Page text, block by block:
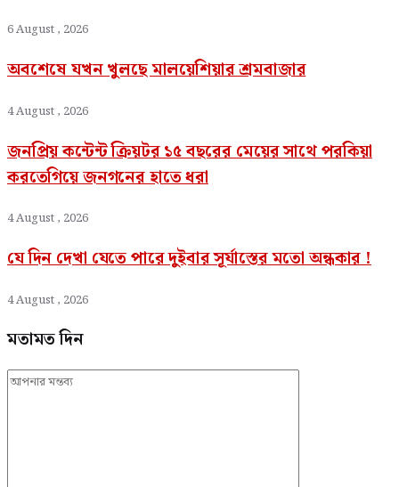
6 August , 2026
অবশেষে যখন খুলছে মালয়েশিয়ার শ্রমবাজার
4 August , 2026
জনপ্রিয় কন্টেন্ট ক্রিয়টর ১৫ বছরের মেয়ের সাথে পরকিয়া
করতেগিয়ে জনগনের হাতে ধরা
4 August , 2026
যে দিন দেখা যেতে পারে দুইবার সূর্যাস্তের মতো অন্ধকার !
4 August , 2026
মতামত দিন